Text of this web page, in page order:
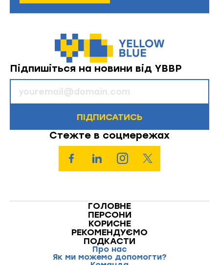
Підпишіться на новини від YBBP
ПІДПИСАТИСЬ
Стежте в соцмережах
ГОЛОВНЕ
ПЕРСОНИ
КОРИСНЕ
РЕКОМЕНДУЄМО
ПОДКАСТИ
Про нас
Як ми можемо допомогти?